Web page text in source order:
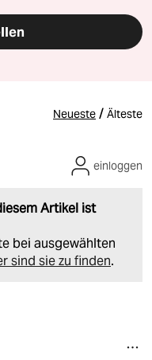
Neueste / Älteste
Artikel ist
bei ausgewählten
sind sie zu finden.
einloggen